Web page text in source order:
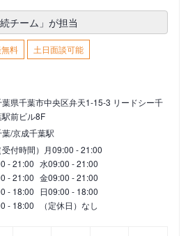
チーム」が担当
料
土日面談可能
葉県千葉市中央区弁天1-15-3 リードシー千
駅前ビル8F
葉/京成千葉駅
受付時間） 月09:00 - 21:00
- 21:00 水09:00 - 21:00
- 21:00 金09:00 - 21:00
- 18:00 日09:00 - 18:00
- 18:00 （定休日）なし